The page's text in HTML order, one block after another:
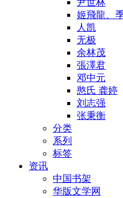
尹世林
姬飛龍、
人凯
无极
余林茂
張澤君
邓中元
憨氏 龚婷
刘志强
张秉衡
分类
系列
标签
资讯
中国书架
华版文学网